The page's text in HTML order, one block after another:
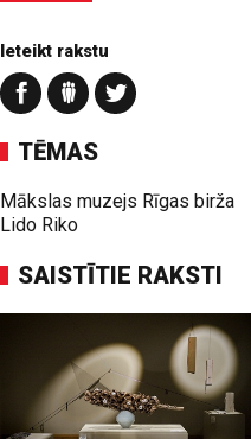
Ieteikt rakstu
TĒMAS
Mākslas muzejs Rīgas birža
Lido Riko
SAISTĪTIE RAKSTI